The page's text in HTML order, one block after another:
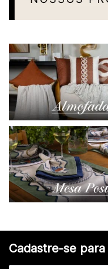
Cadastre-se